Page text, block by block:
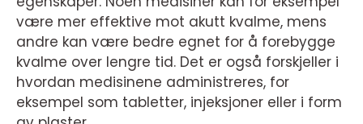
være mer effektive mot akutt kvalme, mens
andre kan være bedre egnet for å forebygge
kvalme over lengre tid. Det er også forskjeller i
hvordan medisinene administreres, for
eksempel som tabletter, injeksjoner eller i form